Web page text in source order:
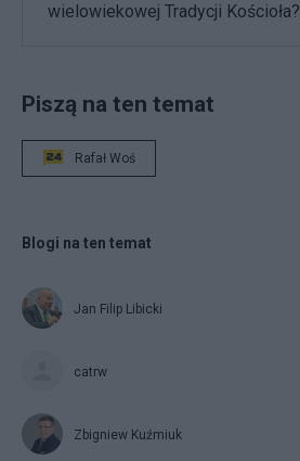
wielowiekowej Tradycji Kościoła?
Piszą na ten temat
Rafał Woś
Blogi na ten temat
Jan Filip Libicki
catrw
Zbigniew Kuźmiuk